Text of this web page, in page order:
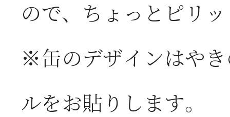
ので、ちょっとピリ
※缶のデザインはや
ルをお貼りします。